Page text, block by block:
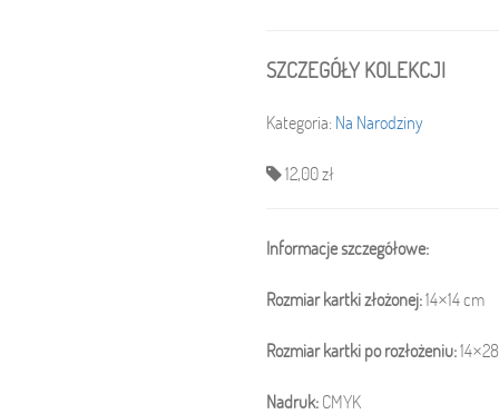
SZCZEGÓŁY KOLEKCJI
Kategoria: Na Narodziny
12,00 zł
Informacje szczegółowe:
Rozmiar kartki złożonej:14×14 cm
Rozmiar kartki po rozłożeniu:
Nadruk: CMYK